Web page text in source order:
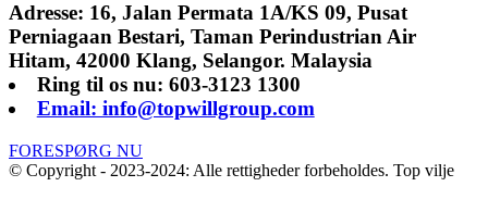
Adresse: 16, Jalan Permata 1A/KS 09, Pusat
Perniagaan Bestari, Taman Perindustrian Air
Hitam, 42000 Klang, Selangor. Malaysia
Ring til os nu: 603-3123 1300
Email: info@topwillgroup.com
FORESPØRG NU
© Copyright - 2023-2024: Alle rettigheder forbeholdes. Top vilje